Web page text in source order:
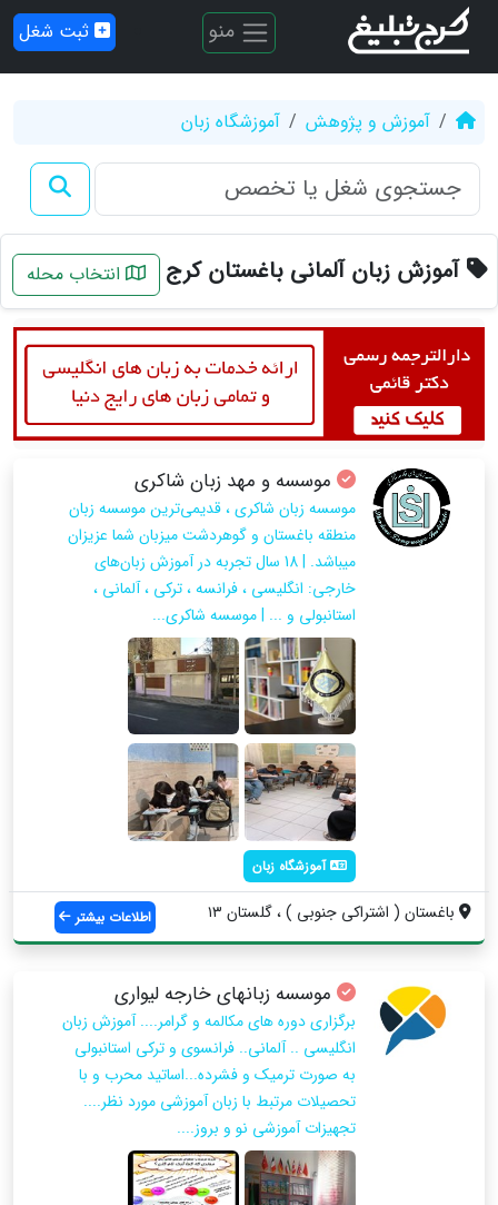
منو ثبت شغل
آموزش و پژوهش آموزشگاه زبان
آموزش زبان آلمانی باغستان کرج انتخاب محله
موسسه و مهد زبان شاکری
موسسه زبان شاکری ، قدیمی‌ترین موسسه زبان
منطقه باغستان و گوهردشت میزبان شما عزیزان
میباشد. | 18 سال تجربه در آموزش زبان‌های
خارجی: انگلیسی ، فرانسه ، ترکی ، آلمانی ،
استانبولی و ... | موسسه شاکری...
آموزشگاه زبان
باغستان ( اشتراکی جنوبی ) ، گلستان ۱۳ اطلاعات بیشتر
موسسه زبانهای خارجه لیواری
برگزاری دوره های مکالمه و گرامر.... آموزش زبان
انگلیسی .. آلمانی.. فرانسوی و ترکی استانبولی
به صورت ترمیک و فشرده...اساتید محرب و با
تحصیلات مرتبط با زبان آموزشی مورد نظر....
تجهیزات آموزشی نو و بروز....